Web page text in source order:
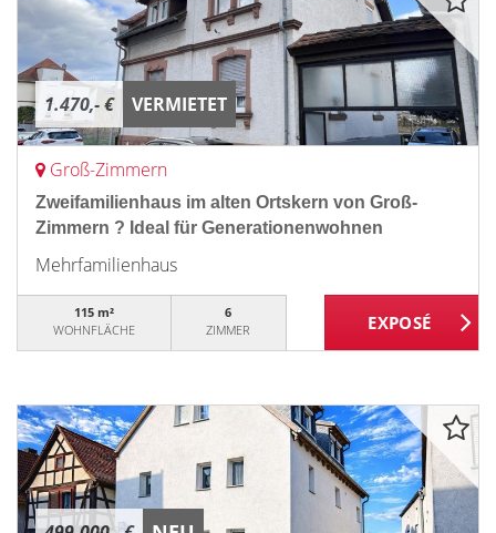
1.470,- € VERMIETET
Groß-Zimmern
Zweifamilienhaus im alten Ortskern von Groß-
Zimmern ? Ideal für Generationenwohnen
Mehrfamilienhaus
115 m²
WOHNFLÄCHE
6
ZIMMER